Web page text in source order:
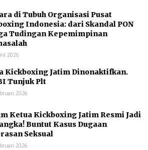
di Tubuh Organisasi Pusat
Indonesia: dari Skandal PON
Tudingan Kepemimpinan
2026
Kickboxing Jatim Dinonaktifkan.
Tunjuk Plt
2026
Ketua Kickboxing Jatim Resmi Jadi
Buntut Kasus Dugaan
Seksual
2026